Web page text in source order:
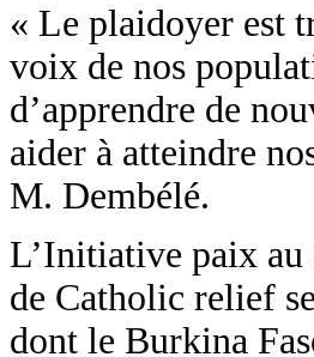
« Le plaidoyer est
voix de nos
d’apprendre de
aider à atteindre
M. Dembélé.
L’Initiative paix au
de Catholic relief
dont le Burkina